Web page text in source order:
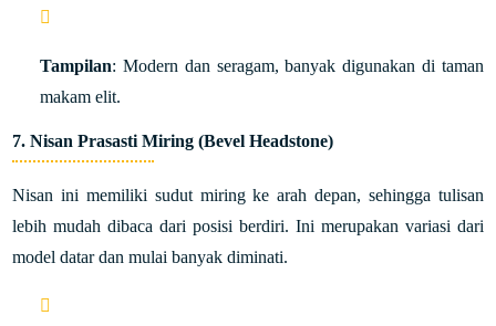
Tampilan: Modern dan seragam, banyak digunakan di taman
makam elit.
7.Nisan Prasasti Miring (Bevel Headstone)
Nisan ini memiliki sudut miring ke arah depan, sehingga tulisan
lebih mudah dibaca dari posisi berdiri. Ini merupakan variasi dari
model datar dan mulai banyak diminati.